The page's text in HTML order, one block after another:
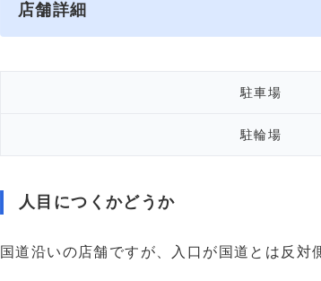
店舗詳細
駐車場
駐輪場
人目につくかどうか
国道沿いの店舗ですが、入口が国道とは反対